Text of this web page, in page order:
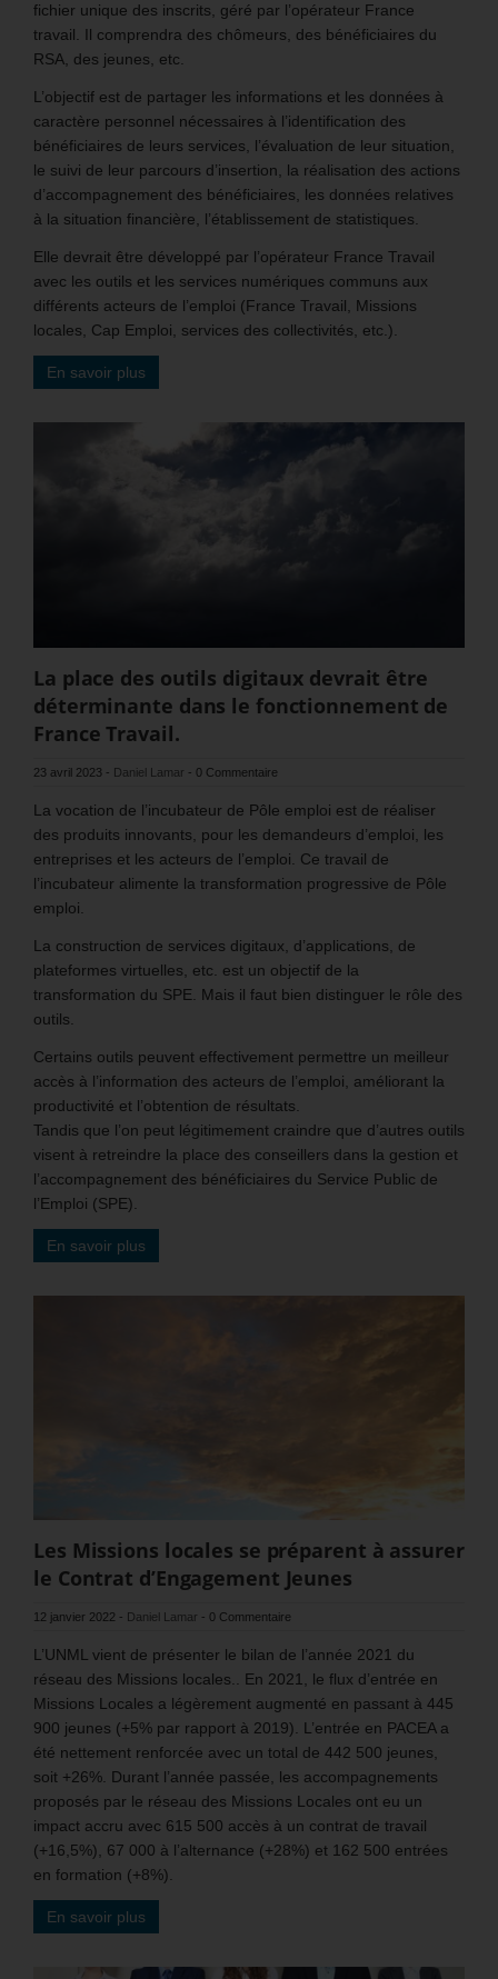
fichier unique des inscrits, géré par l’opérateur France
travail. Il comprendra des chômeurs, des bénéficiaires du
RSA, des jeunes, etc.
L’objectif est de partager les informations et les données à
caractère personnel nécessaires à l’identification des
bénéficiaires de leurs services, l’évaluation de leur situation,
le suivi de leur parcours d’insertion, la réalisation des actions
d’accompagnement des bénéficiaires, les données relatives
à la situation financière, l’établissement de statistiques.
Elle devrait être développé par l’opérateur France Travail
avec les outils et les services numériques communs aux
différents acteurs de l’emploi (France Travail, Missions
locales, Cap Emploi, services des collectivités, etc.).
En savoir plus
La place des outils digitaux devrait être
déterminante dans le fonctionnement de
France Travail.
23 avril 2023 - Daniel Lamar - 0 Commentaire
La vocation de l’incubateur de Pôle emploi est de réaliser
des produits innovants, pour les demandeurs d’emploi, les
entreprises et les acteurs de l’emploi. Ce travail de
l’incubateur alimente la transformation progressive de Pôle
emploi.
La construction de services digitaux, d’applications, de
plateformes virtuelles, etc. est un objectif de la
transformation du SPE. Mais il faut bien distinguer le rôle des
outils.
Certains outils peuvent effectivement permettre un meilleur
accès à l’information des acteurs de l’emploi, améliorant la
productivité et l’obtention de résultats.
Tandis que l’on peut légitimement craindre que d’autres outils
visent à retreindre la place des conseillers dans la gestion et
l’accompagnement des bénéficiaires du Service Public de
l’Emploi (SPE).
En savoir plus
Les Missions locales se préparent à assurer
le Contrat d’Engagement Jeunes
12 janvier 2022 - Daniel Lamar - 0 Commentaire
L’UNML vient de présenter le bilan de l’année 2021 du
réseau des Missions locales.. En 2021, le flux d’entrée en
Missions Locales a légèrement augmenté en passant à 445
900 jeunes (+5% par rapport à 2019). L’entrée en PACEA a
été nettement renforcée avec un total de 442 500 jeunes,
soit +26%. Durant l’année passée, les accompagnements
proposés par le réseau des Missions Locales ont eu un
impact accru avec 615 500 accès à un contrat de travail
(+16,5%), 67 000 à l’alternance (+28%) et 162 500 entrées
en formation (+8%).
En savoir plus